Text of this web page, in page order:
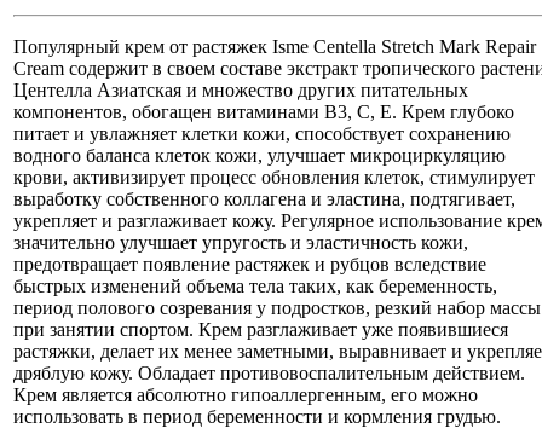
Популярный крем от растяжек Isme Centella Stretch Mark Repair
Cream содержит в своем составе экстракт тропического
Центелла Азиатская и множество других питательных
компонентов, обогащен витаминами В3, С, Е. Крем глубоко
питает и увлажняет клетки кожи, способствует сохранению
водного баланса клеток кожи, улучшает микроциркуляцию
крови, активизирует процесс обновления клеток, стимулирует
выработку собственного коллагена и эластина, подтягивает,
укрепляет и разглаживает кожу. Регулярное использование
значительно улучшает упругость и эластичность кожи,
предотвращает появление растяжек и рубцов вследствие
быстрых изменений объема тела таких, как беременность,
период полового созревания у подростков, резкий набор массы
при занятии спортом. Крем разглаживает уже появившиеся
растяжки, делает их менее заметными, выравнивает и
дряблую кожу. Обладает противовоспалительным действием.
Крем является абсолютно гипоаллергенным, его можно
использовать в период беременности и кормления грудью.